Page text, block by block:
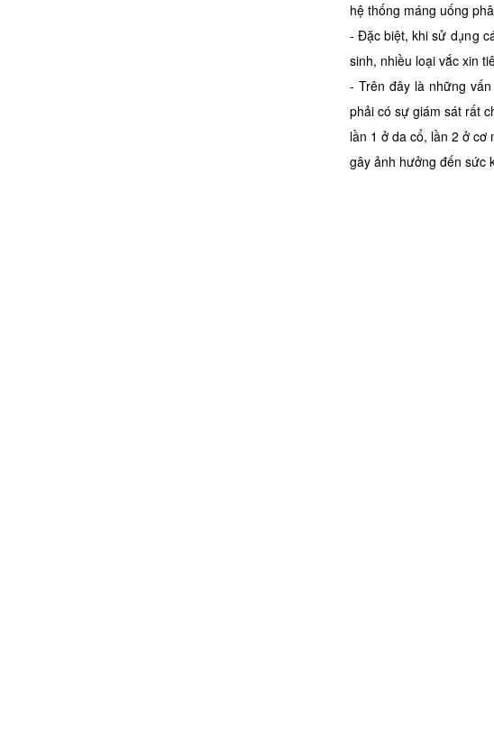
hệ thống máng uống
- Đặc biệt, khi sử dụng
sinh, nhiều loại vắc xin
- Trên đây là những
phải có sự giám sát rất
lần 1 ở da cổ, lần 2 ở
gây ảnh hưởng đến sức